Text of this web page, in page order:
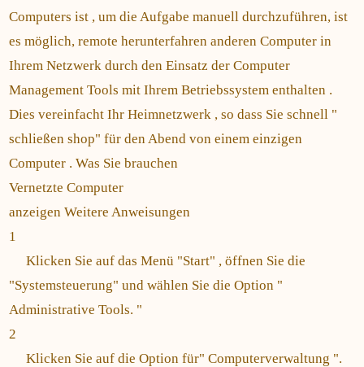
Computers ist , um die Aufgabe manuell durchzuführen, ist
es möglich, remote herunterfahren anderen Computer in
Ihrem Netzwerk durch den Einsatz der Computer
Management Tools mit Ihrem Betriebssystem enthalten .
Dies vereinfacht Ihr Heimnetzwerk , so dass Sie schnell "
schließen shop" für den Abend von einem einzigen
Computer . Was Sie brauchen
Vernetzte Computer
anzeigen Weitere Anweisungen
1
Klicken Sie auf das Menü "Start" , öffnen Sie die
"Systemsteuerung" und wählen Sie die Option "
Administrative Tools. "
2
Klicken Sie auf die Option für" Computerverwaltung ".